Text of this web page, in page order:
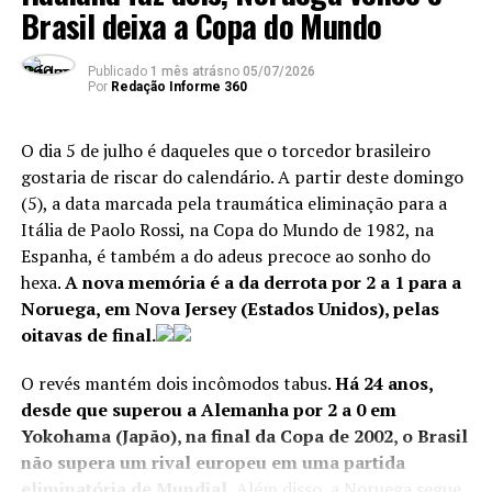
Brasil deixa a Copa do Mundo
Publicado 1 mês atrásno 05/07/2026
Por Redação Informe 360
O dia 5 de julho é daqueles que o torcedor brasileiro
gostaria de riscar do calendário. A partir deste domingo
(5), a data marcada pela traumática eliminação para a
Itália de Paolo Rossi, na Copa do Mundo de 1982, na
Espanha, é também a do adeus precoce ao sonho do
hexa.A nova memória é a da derrota por 2 a 1 para a
Noruega, em Nova Jersey (Estados Unidos), pelas
oitavas de final.
O revés mantém dois incômodos tabus.Há 24 anos,
desde que superou a Alemanha por 2 a 0 em
Yokohama (Japão), na final da Copa de 2002, o Brasil
não supera um rival europeu em uma partida